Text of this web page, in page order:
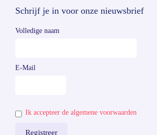
Schrijf je in voor onze nieuwsbrief
Volledige naam
E-Mail
Ik accepteer de algemene voorwaarden